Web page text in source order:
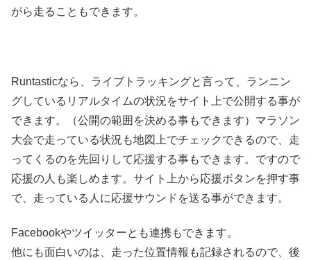
がら走ることもできます。
Runtasticなら、ライブトラッキングと言って、ランニン
グしているリアルタイムの状況をサイト上で公開する事が
できます。（公開の範囲を決める事もできます）マラソン
大会で走っている状況も地図上でチェックできるので、走
ってくるのを先回りして応援する事もできます。ですので
応援の人も楽しめます。サイト上から応援ボタンを押す事
で、走っている人に応援サウンドを送る事ができます。
Facebookやツイッターとも連携もできます。
他にも面白いのは、走った位置情報も記録されるので、後